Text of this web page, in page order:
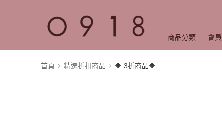
商品分類 會
首頁 精選折扣商品 🔶 3折商品🔶